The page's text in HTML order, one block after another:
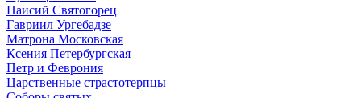
Паисий Святогорец
Гавриил Ургебадзе
Матрона Московская
Ксения Петербургская
Петр и Феврония
Царственные страстотерпцы